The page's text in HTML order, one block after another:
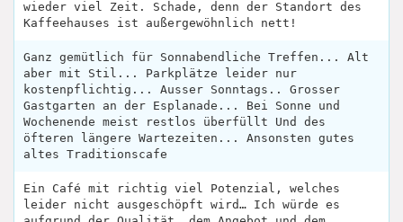
wieder viel Zeit. Schade, denn der Standort des
Kaffeehauses ist außergewöhnlich nett!
Ganz gemütlich für Sonnabendliche Treffen... Alt
aber mit Stil... Parkplätze leider nur
kostenpflichtig... Ausser Sonntags.. Grosser
Gastgarten an der Esplanade... Bei Sonne und
Wochenende meist restlos überfüllt Und des
öfteren längere Wartezeiten... Ansonsten gutes
altes Traditionscafe
Ein Café mit richtig viel Potenzial, welches
leider nicht ausgeschöpft wird… Ich würde es